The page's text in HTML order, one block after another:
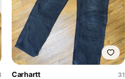
Carhartt
31